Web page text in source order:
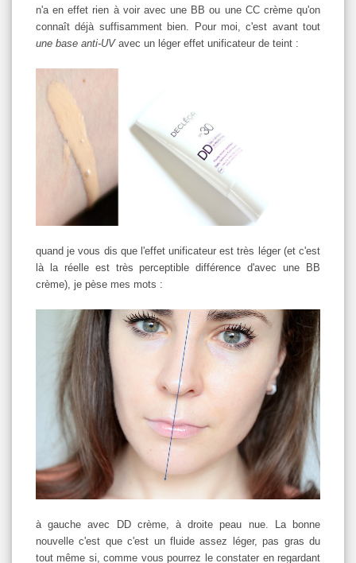
n'a en effet rien à voir avec une BB ou une CC crème qu'on
connaît déjà suffisamment bien. Pour moi, c'est avant tout
une base anti-UVavec un léger effet unificateur de teint :
quand je vous dis que l'effet unificateur est très léger (et c'est
là la réelle est très perceptible différence d'avec une BB
crème), je pèse mes mots :
à gauche avec DD crème, à droite peau nue. La bonne
nouvelle c'est que c'est un fluide assez léger, pas gras du
tout même si, comme vous pourrez le constater en regardant